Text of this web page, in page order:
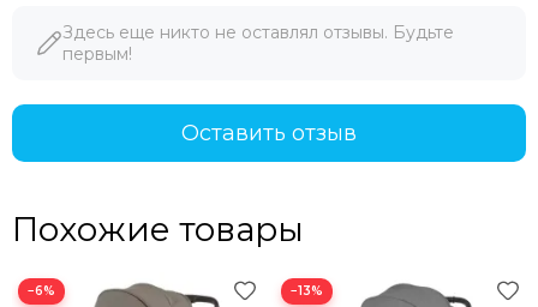
Здесь еще никто не оставлял отзывы. Будьте
первым!
Оставить отзыв
Похожие товары
−6% −13%